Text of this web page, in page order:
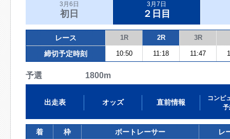
3月6日
初日
3月7日
２日目
レース 1R 2R 3R
締切予定時刻 10:50 11:18 11:47
予選 1800m
出走表 オッズ 直前情報
コンピ
予
着 枠 ボートレーサー レ